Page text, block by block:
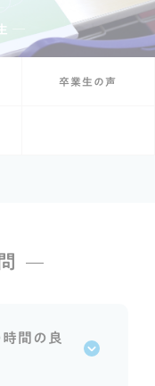
─
卒業生の声
間の良